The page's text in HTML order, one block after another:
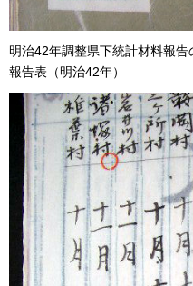
明治42年調整県下統計材料報
報告表（明治42年）